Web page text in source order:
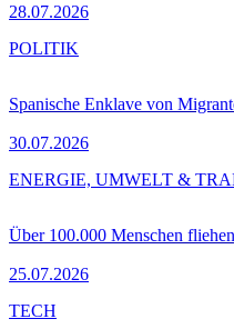
28.07.2026
Spanische Enklave von
30.07.2026
POLITIK
Über 100.000 Menschen
25.07.2026
ENERGIE, UMWELT &
TECH